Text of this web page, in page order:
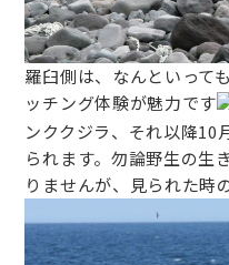
羅臼側は、なんといって
ッチング体験が魅力です
ンククジラ、それ以降10
られます。勿論野生の生
りませんが、見られた時